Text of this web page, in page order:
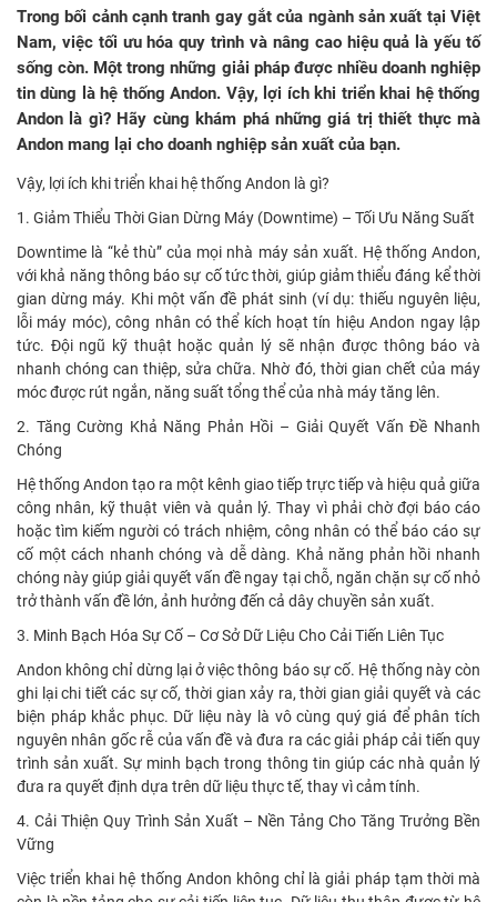
Trong bối cảnh cạnh tranh gay gắt của ngành sản xuất tại Việt
Nam, việc tối ưu hóa quy trình và nâng cao hiệu quả là yếu tố
sống còn. Một trong những giải pháp được nhiều doanh nghiệp
tin dùng là hệ thống Andon. Vậy, lợi ích khi triển khai hệ thống
Andon là gì? Hãy cùng khám phá những giá trị thiết thực mà
Andon mang lại cho doanh nghiệp sản xuất của bạn.
Vậy, lợi ích khi triển khai hệ thống Andon là gì?
1. Giảm Thiểu Thời Gian Dừng Máy (Downtime) – Tối Ưu Năng Suất
Downtime là “kẻ thù” của mọi nhà máy sản xuất. Hệ thống Andon,
với khả năng thông báo sự cố tức thời, giúp giảm thiểu đáng kể thời
gian dừng máy. Khi một vấn đề phát sinh (ví dụ: thiếu nguyên liệu,
lỗi máy móc), công nhân có thể kích hoạt tín hiệu Andon ngay lập
tức. Đội ngũ kỹ thuật hoặc quản lý sẽ nhận được thông báo và
nhanh chóng can thiệp, sửa chữa. Nhờ đó, thời gian chết của máy
móc được rút ngắn, năng suất tổng thể của nhà máy tăng lên.
2. Tăng Cường Khả Năng Phản Hồi – Giải Quyết Vấn Đề Nhanh
Chóng
Hệ thống Andon tạo ra một kênh giao tiếp trực tiếp và hiệu quả giữa
công nhân, kỹ thuật viên và quản lý. Thay vì phải chờ đợi báo cáo
hoặc tìm kiếm người có trách nhiệm, công nhân có thể báo cáo sự
cố một cách nhanh chóng và dễ dàng. Khả năng phản hồi nhanh
chóng này giúp giải quyết vấn đề ngay tại chỗ, ngăn chặn sự cố nhỏ
trở thành vấn đề lớn, ảnh hưởng đến cả dây chuyền sản xuất.
3. Minh Bạch Hóa Sự Cố – Cơ Sở Dữ Liệu Cho Cải Tiến Liên Tục
Andon không chỉ dừng lại ở việc thông báo sự cố. Hệ thống này còn
ghi lại chi tiết các sự cố, thời gian xảy ra, thời gian giải quyết và các
biện pháp khắc phục. Dữ liệu này là vô cùng quý giá để phân tích
nguyên nhân gốc rễ của vấn đề và đưa ra các giải pháp cải tiến quy
trình sản xuất. Sự minh bạch trong thông tin giúp các nhà quản lý
đưa ra quyết định dựa trên dữ liệu thực tế, thay vì cảm tính.
4. Cải Thiện Quy Trình Sản Xuất – Nền Tảng Cho Tăng Trưởng Bền
Vững
Việc triển khai hệ thống Andon không chỉ là giải pháp tạm thời mà